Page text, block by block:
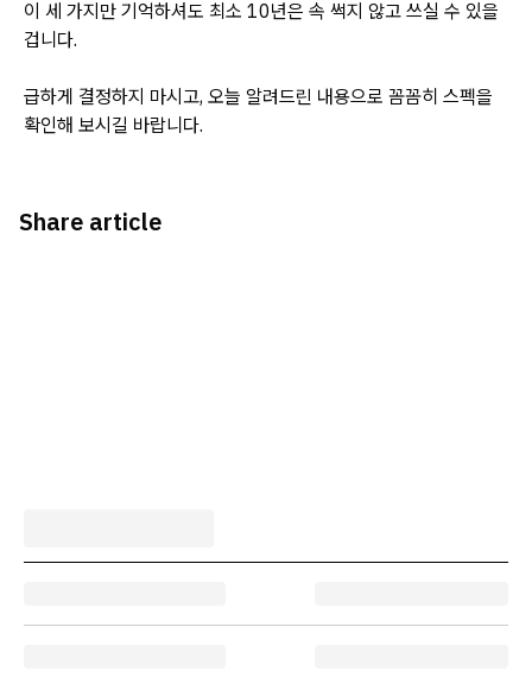
이 세 가지만 기억하셔도 최소 10년은 속 썩지 않고 쓰실 수 있을
겁니다.
급하게 결정하지 마시고, 오늘 알려드린 내용으로 꼼꼼히 스펙을
확인해 보시길 바랍니다.
Share article